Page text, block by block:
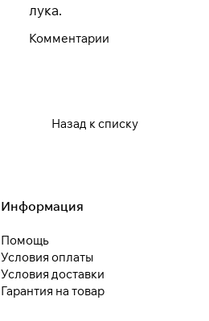
лука.
Комментарии
Назад к списку
Информация
Помощь
Условия оплаты
Условия доставки
Гарантия на товар